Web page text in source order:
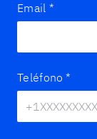
Email *
Teléfono *